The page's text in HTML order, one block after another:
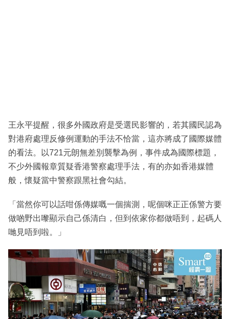
王永平提醒，很多外國政府是受選民影響的，若其國民認為
對港府處理反修例運動的手法不恰當，這亦將成了國際媒體
的看法。以721元朗無差別襲擊為例，事件成為國際標題，
不少外國報章質疑香港警察處理手法，有的亦如香港媒體
般，懷疑當中警察跟黑社會勾結。
「當然你可以話咁係傳媒嘅一個揣測，呢個咪正正係警方要
做啲野出嚟顯示自己係清白，但到依家你都做唔到，起碼人
哋見唔到啦。」